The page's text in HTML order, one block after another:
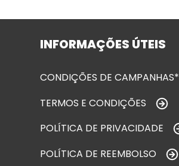
INFORMAÇÕES ÚTEIS
CONDIÇÕES DE CAMPANHAS*
TERMOS E CONDIÇÕES
POLÍTICA DE PRIVACIDADE
POLÍTICA DE REEMBOLSO